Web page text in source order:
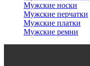
Мужские носки
Мужские перчатки
Мужские платки
Мужские ремни